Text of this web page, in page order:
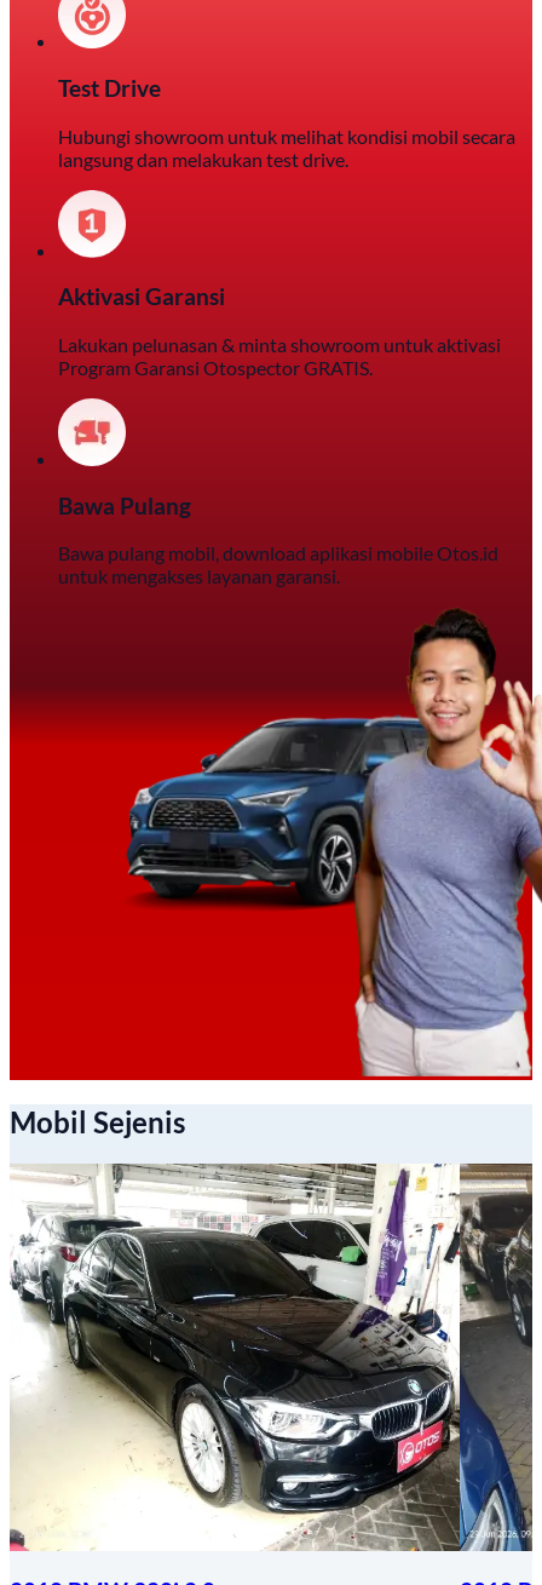
Test Drive
Hubungi showroom untuk melihat kondisi mobil secara
langsung dan melakukan test drive.
Aktivasi Garansi
Lakukan pelunasan & minta showroom untuk aktivasi
Program Garansi Otospector GRATIS.
Bawa Pulang
Bawa pulang mobil, download aplikasi mobile Otos.id
untuk mengakses layanan garansi.
Mobil Sejenis